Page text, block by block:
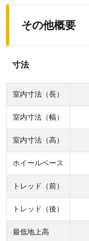
その他概要
寸法
室内寸法（長）
室内寸法（幅）
室内寸法（高）
ホイールベース
トレッド（前）
トレッド（後）
最低地上高